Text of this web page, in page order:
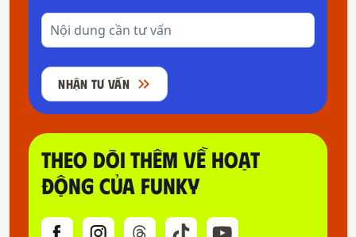
NHẬN TƯ VẤN
THEO DÕI THÊM VỀ HOẠT
ĐỘNG CỦA FUNKY